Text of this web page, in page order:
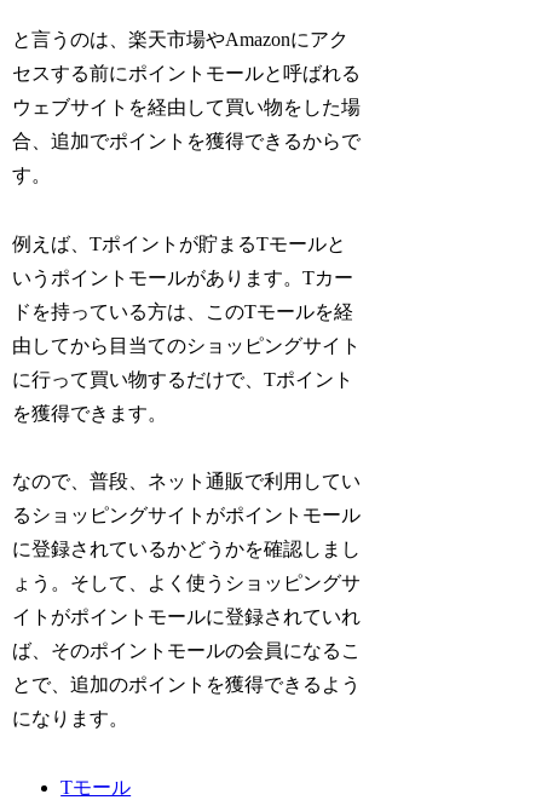
と言うのは、楽天市場やAmazonにアク
セスする前にポイントモールと呼ばれる
ウェブサイトを経由して買い物をした場
合、追加でポイントを獲得できるからで
す。
例えば、Tポイントが貯まるTモールと
いうポイントモールがあります。Tカー
ドを持っている方は、このTモールを経
由してから目当てのショッピングサイト
に行って買い物するだけで、Tポイント
を獲得できます。
なので、普段、ネット通販で利用してい
るショッピングサイトがポイントモール
に登録されているかどうかを確認しまし
ょう。そして、よく使うショッピングサ
イトがポイントモールに登録されていれ
ば、そのポイントモールの会員になるこ
とで、追加のポイントを獲得できるよう
になります。
Tモール